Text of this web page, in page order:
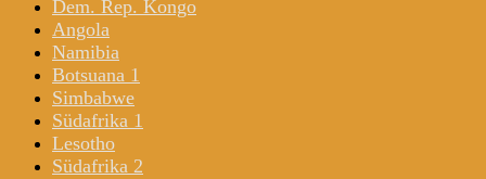
Dem. Rep. Kongo
Angola
Namibia
Botsuana 1
Simbabwe
Südafrika 1
Lesotho
Südafrika 2